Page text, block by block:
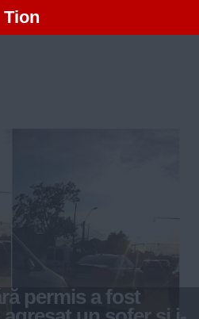
Tion
permis a fost